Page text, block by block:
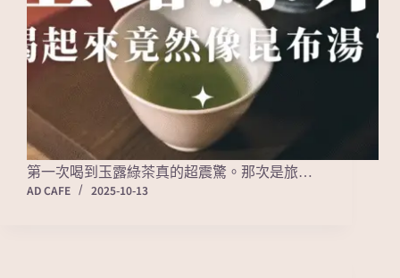
第一次喝到玉露綠茶真的超震驚。那次是旅…
AD CAFE
2025-10-13